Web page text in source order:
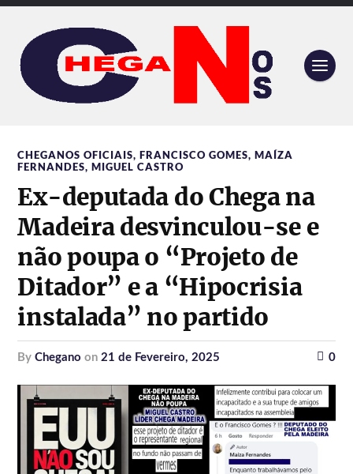
CHEGANOS OFICIAIS,FRANCISCO GOMES,MAÍZA
FERNANDES,MIGUEL CASTRO
Ex-deputada do Chega na
Madeira desvinculou-se e
não poupa o “Projeto de
Ditador” e a “Hipocrisia
instalada” no partido
byChegano on 21 de Fevereiro, 2025 0